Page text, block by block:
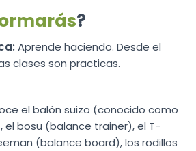
?
Aprende haciendo. Desde el
clases son practicas.
el balón suizo (conocido como
el bosu (balance trainer), el T-
(balance board), los rodillos